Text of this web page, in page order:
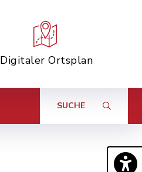
Digitaler Ortsplan
SUCHE